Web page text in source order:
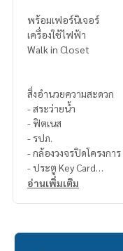
พร้อมเฟอร์นิเจอร์
เครื่องใช้ไฟฟ้า
Walk in Closet
สิ่งอำนวยความสะดวก
- สระว่ายน้ำ
- ฟิตเนส
- รปภ.
- กล้องวงจรปิดโครงการ
- ประตู Key Card
- ที่จอดรถ
อ่านเพิ่มเติม